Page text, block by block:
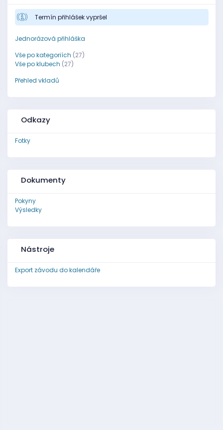
Termín přihlášek vypršel
Jednorázová přihláška
Vše po kategoriích (27)
Vše po klubech (27)
Přehled vkladů
Odkazy
Fotky
Dokumenty
Pokyny
Výsledky
Nástroje
Export závodu do kalendáře